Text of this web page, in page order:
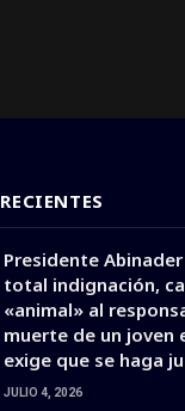
Presidente
total indignación,
«animal» al
muerte de un joven
exige que se haga
JULIO 4, 2026